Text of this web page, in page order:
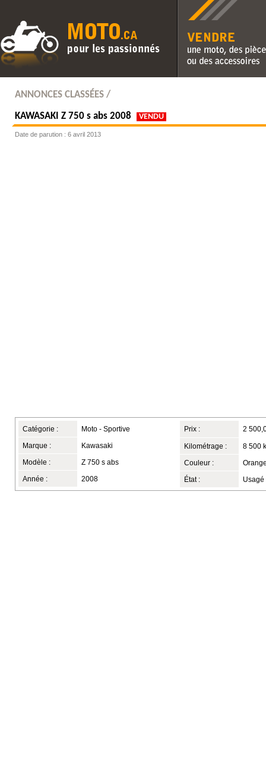
Vendre une moto, des
des accessoires
ANNONCES CLASSÉES /
KAWASAKI Z 750 s abs 2008 VENDU
Date de parution : 6 avril 2013
Catégorie : Moto - Sportive
Marque : Kawasaki
Modèle : Z 750 s abs
Année : 2008
Prix : 2
Kilométrage : 8 500
Couleur :
État : Usagé